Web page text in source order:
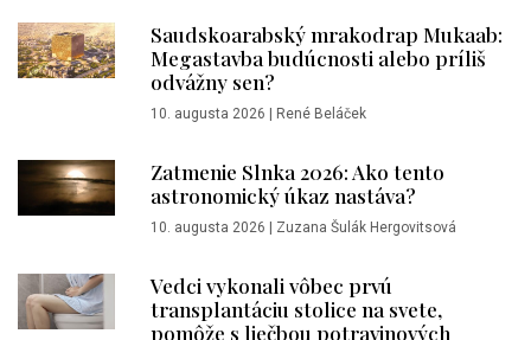
Saudskoarabský mrakodrap Mukaab:
Megastavba budúcnosti alebo príliš
odvážny sen?
10. augusta 2026 René Beláček
Zatmenie Slnka 2026: Ako tento
astronomický úkaz nastáva?
10. augusta 2026 Zuzana Šulák Hergovitsová
Vedci vykonali vôbec prvú
transplantáciu stolice na svete,
pomôže s liečbou potravinových